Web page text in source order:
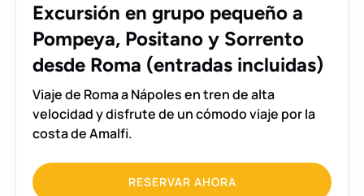
Sorrento
desde
Roma
(entradas
incluidas)
Excursión en grupo pequeño a
Pompeya, Positano y Sorrento
desde Roma (entradas incluidas)
Viaje de Roma a Nápoles en tren de alta
velocidad y disfrute de un cómodo viaje por la
costa de Amalfi.
RESERVAR AHORA